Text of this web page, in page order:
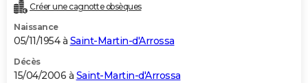
Créer une cagnotte obsèques
Naissance
05/11/1954 à Saint-Martin-d'Arrossa
Décès
15/04/2006 à Saint-Martin-d'Arrossa